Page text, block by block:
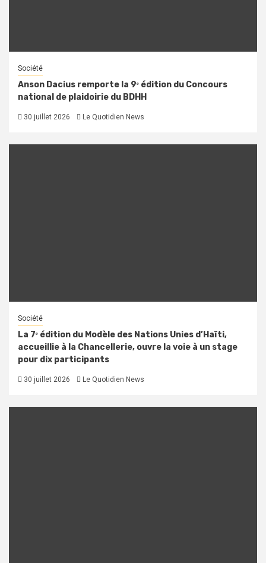
Société
Anson Dacius remporte la 9ᵉ édition du Concours
national de plaidoirie du BDHH
30 juillet 2026 Le Quotidien News
Société
La 7ᵉ édition du Modèle des Nations Unies d’Haïti,
accueillie à la Chancellerie, ouvre la voie à un stage
pour dix participants
30 juillet 2026 Le Quotidien News